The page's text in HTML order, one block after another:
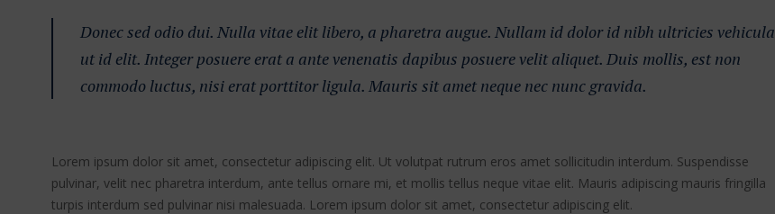
Donec sed odio dui. Nulla vitae elit libero, a pharetra augue. Nullam id dolor id nibh ultricies vehicula
ut id elit. Integer posuere erat a ante venenatis dapibus posuere velit aliquet. Duis mollis, est non
commodo luctus, nisi erat porttitor ligula. Mauris sit amet neque nec nunc gravida.
Lorem ipsum dolor sit amet, consectetur adipiscing elit. Ut volutpat rutrum eros amet sollicitudin interdum. Suspendisse
pulvinar, velit nec pharetra interdum, ante tellus ornare mi, et mollis tellus neque vitae elit. Mauris adipiscing mauris fringilla
turpis interdum sed pulvinar nisi malesuada. Lorem ipsum dolor sit amet, consectetur adipiscing elit.